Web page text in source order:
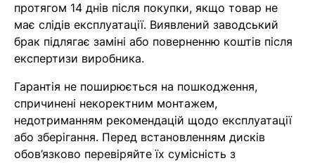
протягом 14 днів після покупки, якщо товар не
має слідів експлуатації. Виявлений заводський
брак підлягає заміні або поверненню коштів після
експертизи виробника.
Гарантія не поширюється на пошкодження,
спричинені некоректним монтажем,
недотриманням рекомендацій щодо експлуатації
або зберігання. Перед встановленням дисків
обов’язково перевіряйте їх сумісність з